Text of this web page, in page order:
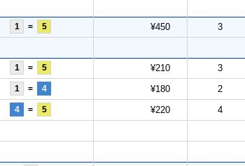
1 = 5 ¥450 3
1 = 5 ¥210 3
1 = 4 ¥180 2
4 = 5 ¥220 4